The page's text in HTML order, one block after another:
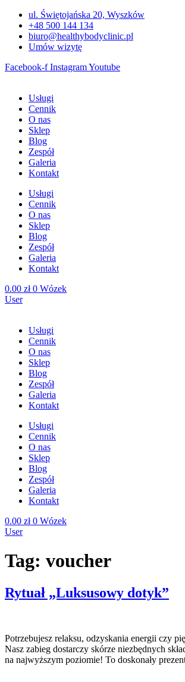
Przejdź
treści
ul. Świętojańska 20, Wyszków
+48 500 144 134
biuro@healthybodyclinic.pl
Umów wizytę
Facebook-f InstagramYoutube
Usługi
Cennik
O nas
Sklep
Blog
Zespół
Galeria
Kontakt
Usługi
Cennik
O nas
Sklep
Blog
Zespół
Galeria
Kontakt
0.00 zł 0 Wózek
User
Usługi
Cennik
O nas
Sklep
Blog
Zespół
Galeria
Kontakt
Usługi
Cennik
O nas
Sklep
Blog
Zespół
Galeria
Kontakt
0.00 zł 0 Wózek
User
Tag: voucher
Rytuał „Luksusowy dotyk”
Potrzebujesz relaksu, odzyskania energii czy
Nasz zabieg dostarczy skórze niezbędnych
na najwyższym poziomie! To doskonały